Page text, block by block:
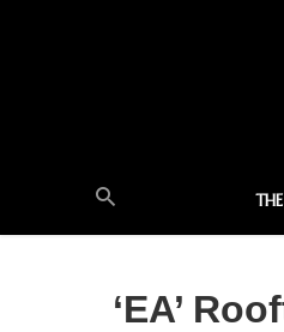
‘EA’